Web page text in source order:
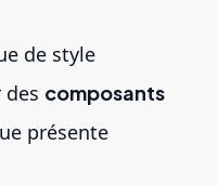
de style
des composants
présente